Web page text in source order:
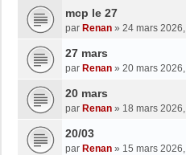
mcp le 27
par Renan » 24 mars
27 mars
par Renan » 20 mars
20 mars
par Renan » 18 mars
20/03
par Renan » 15 mars